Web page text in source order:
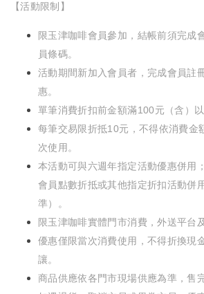
【活動限制】
限玉津咖啡會員參加，結帳前須完成
員條碼。
活動期間新加入會員者，完成會員註
惠。
單筆消費折扣前金額滿100元（含）
每筆交易限折抵10元，不得依消費金
次使用。
本活動可與六週年指定活動優惠併用
會員點數折抵或其他指定折扣活動併
準）。
限玉津咖啡實體門市消費，外送平台
優惠僅限當次消費使用，不得折換現
讓。
商品供應依各門市現場供應為準，售